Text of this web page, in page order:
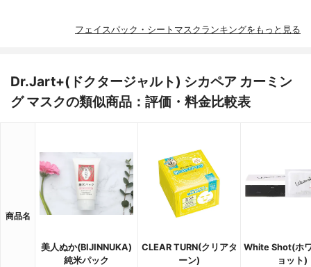
フェイスパック・シートマスクランキングをもっと見る
Dr.Jart+(ドクタージャルト) シカペア カーミン
グ マスクの類似商品：評価・料金比較表
商品名
美人ぬか(BIJINNUKA)
純米パック
CLEAR TURN(クリアタ
ーン)
White Shot(ホ
ョット)